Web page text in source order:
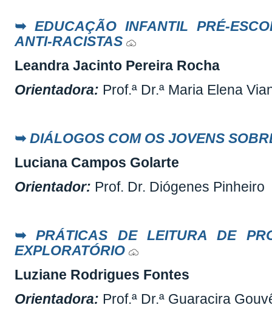
➥ EDUCAÇÃO INFANTIL PRÉ-
ANTI-RACISTAS
Leandra Jacinto Pereira Rocha
Orientadora: Prof.ª Dr.ª Maria Elena
➥ DIÁLOGOS COM OS JOVENS
Luciana Campos Golarte
Orientador: Prof. Dr. Diógenes Pinheiro
➥
PRÁTICAS DE LEITURA DE
EXPLORATÓRIO
Luziane Rodrigues Fontes
Orientadora: Prof.ª Dr.ª Guaracira